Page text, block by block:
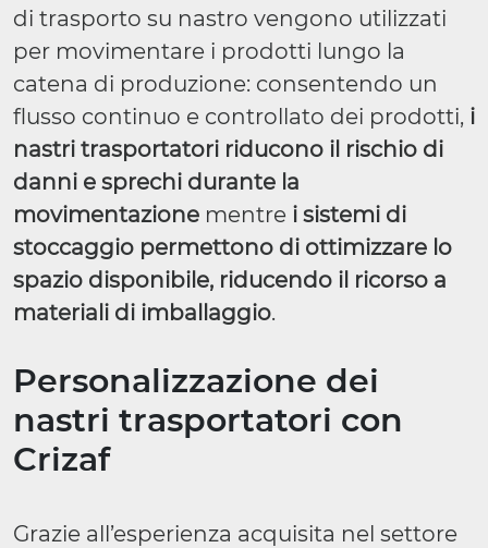
di trasporto su nastro vengono utilizzati
per movimentare i prodotti lungo la
catena di produzione: consentendo un
flusso continuo e controllato dei prodotti, i
nastri trasportatori riducono il rischio di
danni e sprechi durante la
movimentazione mentre i sistemi di
stoccaggio permettono di ottimizzare lo
spazio disponibile, riducendo il ricorso a
materiali di imballaggio.
Personalizzazione dei
nastri trasportatori con
Crizaf
Grazie all’esperienza acquisita nel settore